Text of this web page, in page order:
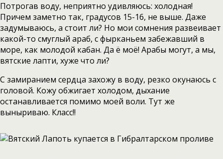
Потрогав воду, неприятно удивляюсь: холодная!
Причем заметно так, градусов 15-16, не выше. Даже
задумываюсь, а стоит ли? Но мои сомнения развеивает
какой-то смуглый араб, с фырканьем забежавший в
море, как молодой кабан. Да ё моё! Арабы могут, а мы,
вятские лапти, хуже что ли?
С замиранием сердца захожу в воду, резко окунаюсь с
головой. Кожу обжигает холодом, дыхание
останавливается помимо моей воли. Тут же
выныриваю. Класс!!